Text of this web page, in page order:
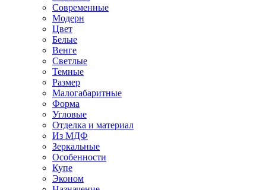
Современные
Модерн
Цвет
Белые
Венге
Светлые
Темные
Размер
Малогабаритные
Форма
Угловые
Отделка и материал
Из МДФ
Зеркальные
Особенности
Купе
Эконом